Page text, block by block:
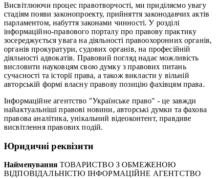
Висвітлюючи процес правотворчості, ми приділяємо увагу
стадіям появи законопроекту, прийняття законодавчих актів
парламентом, набуття законами чинності. У розділі
інформаційно-правового порталу про правову практику
зосереджується увага на діяльності правоохоронних органів,
органів прокуратури, судових органів, на професійній
діяльності адвокатів. Правовий погляд надає можливість
висловити науковцям свою думку з правових питань
сучасності та історії права, а також викласти у вільній
авторській формі власну правову позицію фахівцям права.
Інформаційне агентство "Українське право" - це завжди
найактуальніші правові новини, авторські думки та фахова
правова аналітика, унікальний відеоконтент, правдиве
висвітлення правових подій.
Юридичні реквізити
НайменуванняТОВАРИСТВО З ОБМЕЖЕНОЮ
ВІДПОВІДАЛЬНІСТЮ ІНФОРМАЦІЙНЕ АГЕНТСТВО